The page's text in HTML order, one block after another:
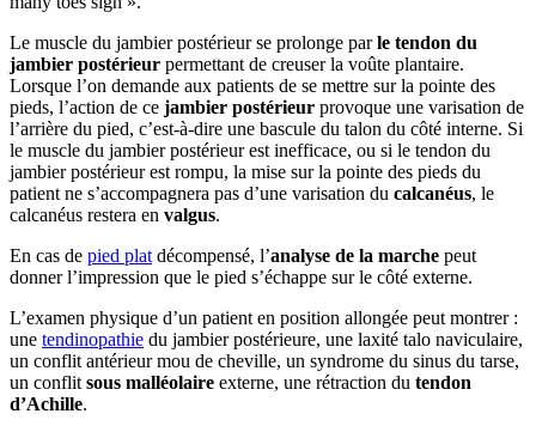
Le muscle du jambier postérieur se prolonge parle tendon du
jambier postérieur permettant de creuser la voûte plantaire.
Lorsque l’on demande aux patients de se mettre sur la pointe des
pieds, l’action de ce jambier postérieur provoque une varisation de
l’arrière du pied, c’est-à-dire une bascule du talon du côté interne. Si
le muscle du jambier postérieur est inefficace, ou si le tendon du
jambier postérieur est rompu, la mise sur la pointe des pieds du
patient ne s’accompagnera pas d’une varisation du calcanéus, le
calcanéus restera en valgus.
En cas de pied plat décompensé, l’analyse de la marche peut
donner l’impression que le pied s’échappe sur le côté externe.
L’examen physique d’un patient en position allongée peut montrer :
une tendinopathie du jambier postérieure, une laxité talo naviculaire,
un conflit antérieur mou de cheville, un syndrome du sinus du tarse,
un conflit sous malléolaire externe, une rétraction du tendon
d’Achille.